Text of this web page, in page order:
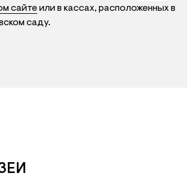
сайтеили в кассах, расположенных в
саду.